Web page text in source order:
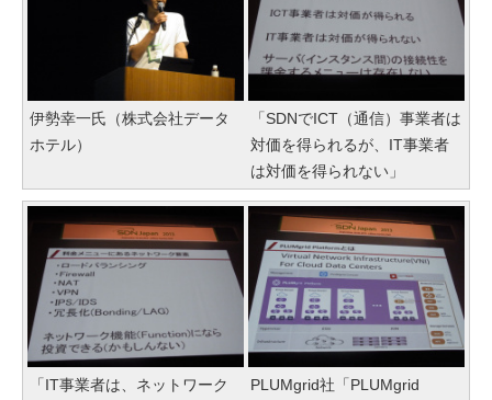
伊勢幸一氏（株式会社データ
ホテル）
「SDNでICT（通信）事業者は
対価を得られるが、IT事業者
は対価を得られない」
「IT事業者は、ネットワーク
PLUMgrid社「PLUMgrid